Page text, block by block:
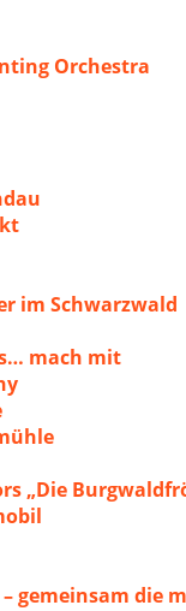
Orchestra
im Schwarzwald
mach mit
„Die
– gemeinsam die